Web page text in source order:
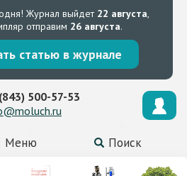
Журнал выйдет 22 августа,
отправим 26 августа.
статью в журнале
Меню Поиск
500-57-53